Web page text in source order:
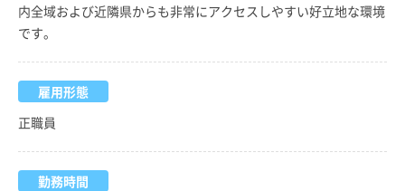
内全域および近隣県からも非常にアクセスしやすい好立地な環境
です。
雇用形態
正職員
勤務時間